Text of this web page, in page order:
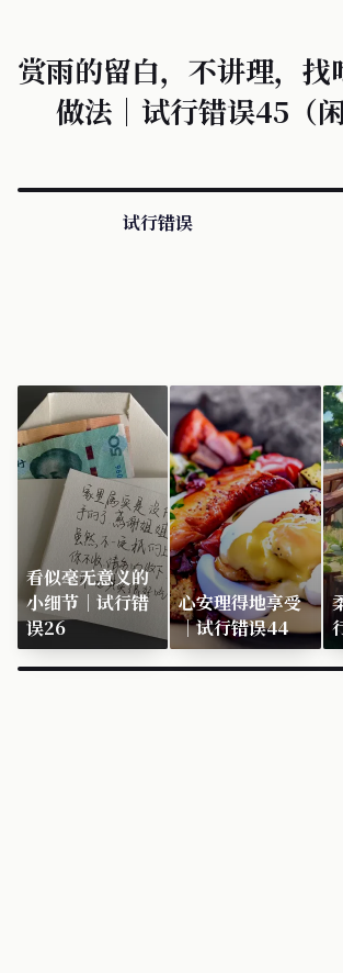
赏雨的留白，不讲理，找
做法｜试行错误45（
试行错误
看似毫无意义的
小细节｜试行错
误26
心安理得地享受
｜试行错误44